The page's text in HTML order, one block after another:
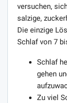
versuchen,
salzige,
Die einzige
Schlaf von 7
Schlaf
gehen
Zu viel